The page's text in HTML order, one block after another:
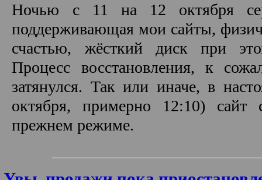
Ночью с 11 на 12 октября
поддерживающая мои сайты,
счастью, жёсткий диск при
Процесс восстановления, к
затянулся. Так или иначе, в
октября, примерно 12:10) сайт
прежнем режиме.